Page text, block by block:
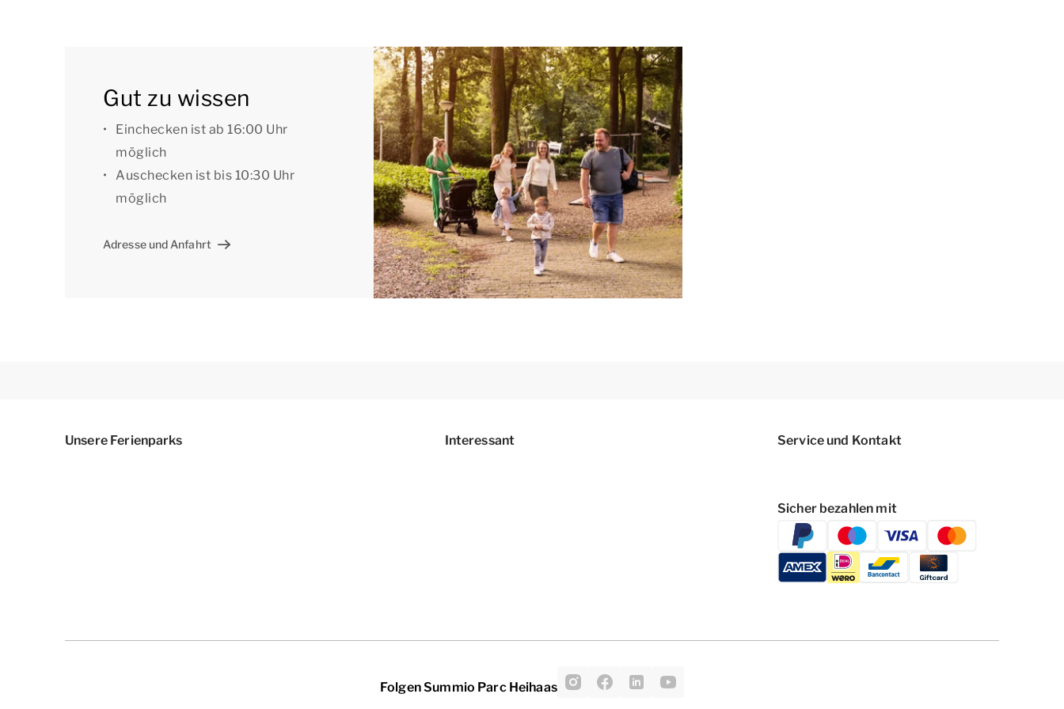
[i]Die Unterkünfte können anders eingeteilt und eingerichtet sein. Grundrisse und Abbildungen
Gut zu wissen
Einchecken ist ab 16:00 Uhr
möglich
Auschecken ist bis 10:30 Uhr
möglich
Adresse und Anfahrt
Unsere Ferienparks Interessant Service und Kontakt
Sicher bezahlen mit
Folgen Summio Parc Heihaas